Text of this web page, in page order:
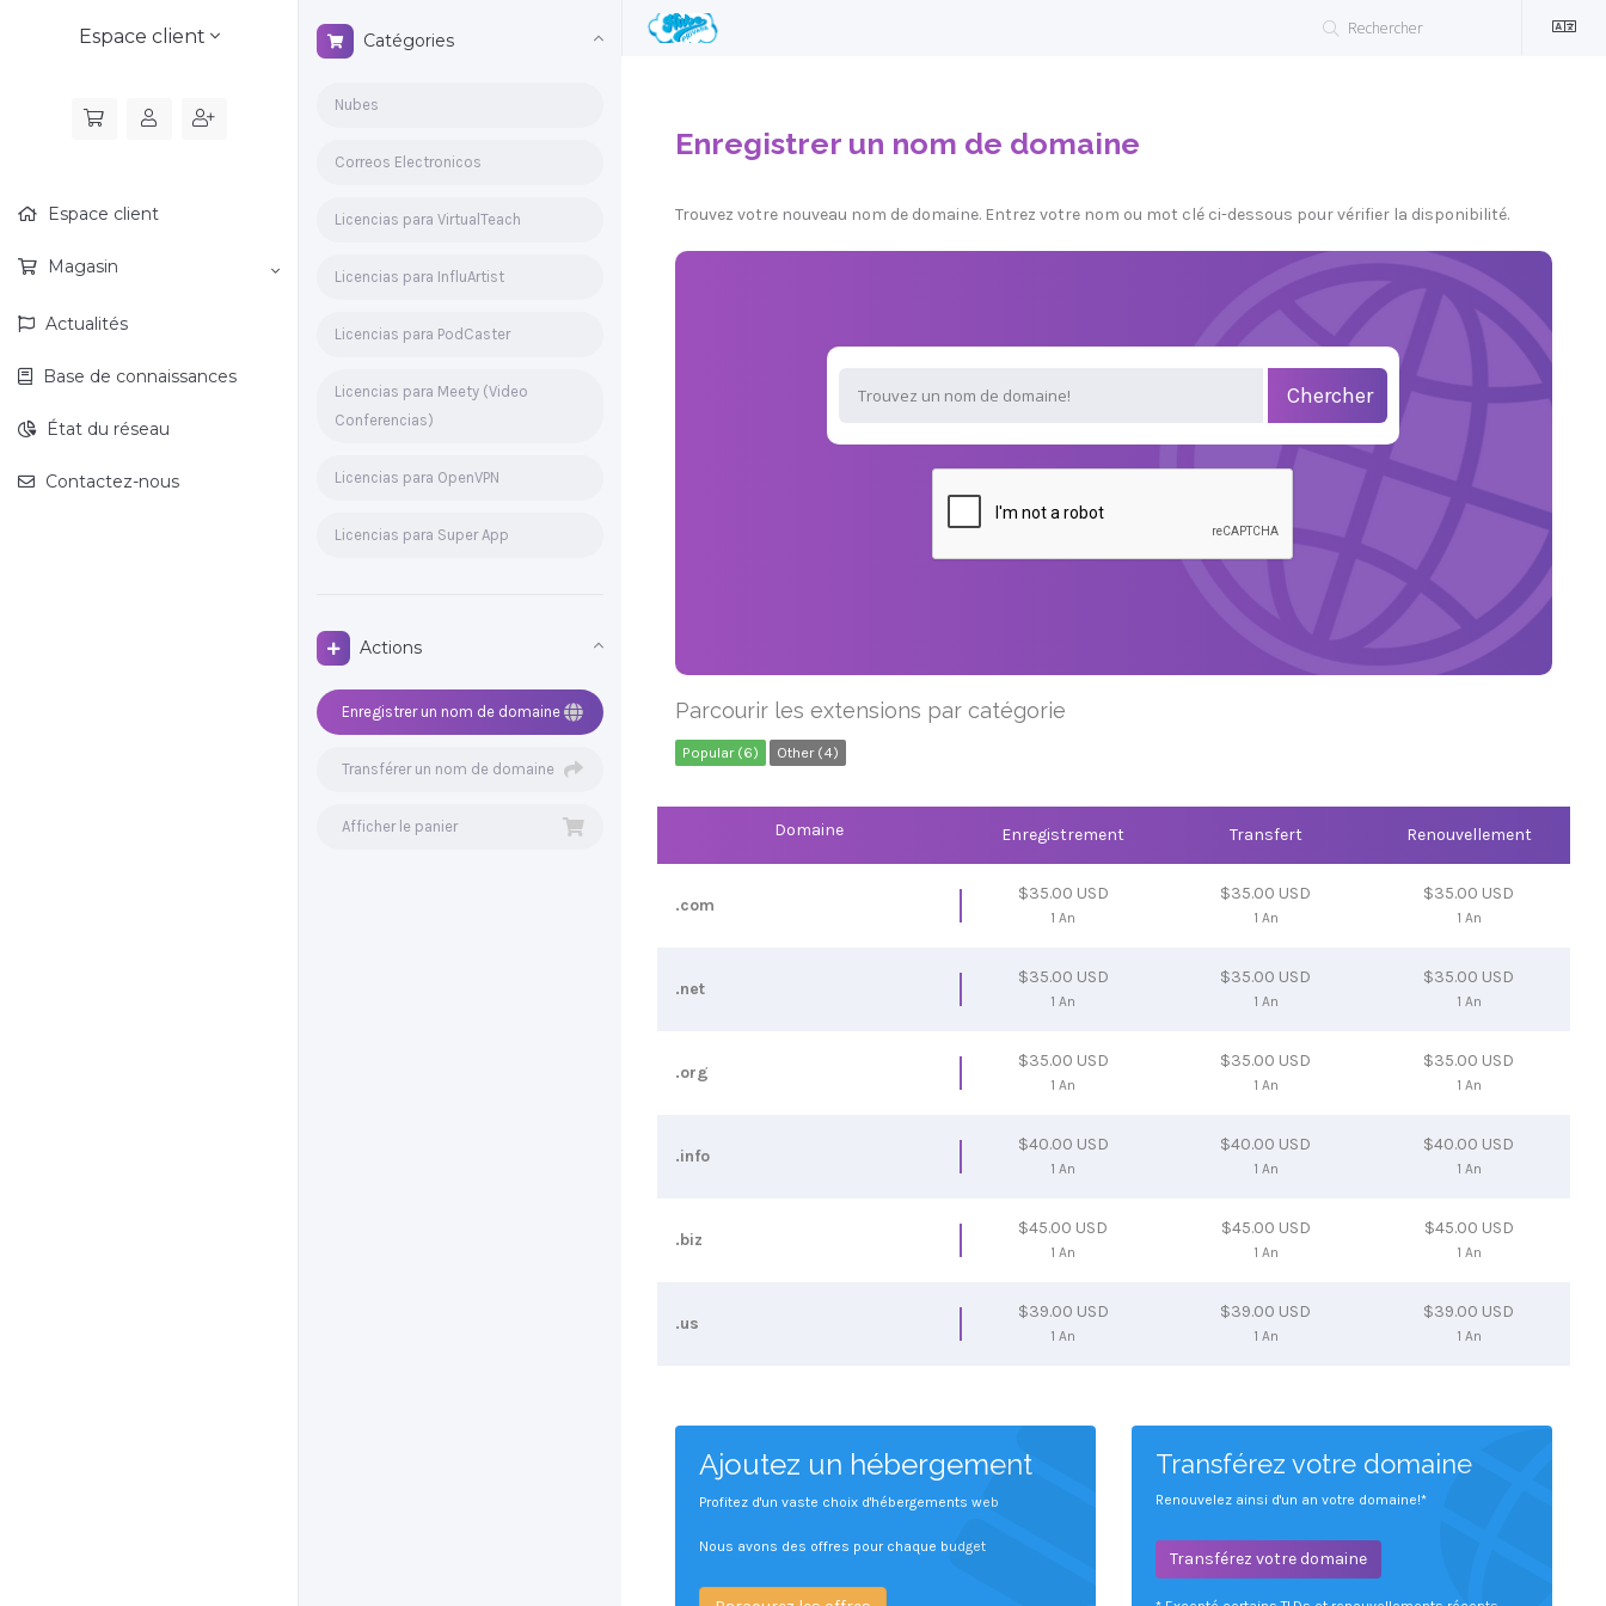
Espace client
Espace client
Magasin
Actualités
Base de connaissances
État du réseau
Contactez-nous
Catégories
Nubes
Correos Electronicos
Licencias para VirtualTeach
Licencias para InfluArtist
Licencias para PodCaster
Licencias para Meety (Video
Conferencias)
Licencias para OpenVPN
Licencias para Super App
Actions
Enregistrer un nom de domaine
Transférer un nom de domaine
Afficher le panier
Enregistrer un nom de domaine
Trouvez votre nouveau nom de domaine. Entrez votre nom ou mot clé ci-dessous pour vérifier la disponibilité.
Chercher
Parcourir les extensions par catégorie
Popular (6) Other (4)
Domaine Enregistrement Transfert Renouvellement
.com
$35.00 USD
1 An
$35.00 USD
1 An
$35.00 USD
1 An
.net
$35.00 USD
1 An
$35.00 USD
1 An
$35.00 USD
1 An
.org
$35.00 USD
1 An
$35.00 USD
1 An
$35.00 USD
1 An
.info
$40.00 USD
1 An
$40.00 USD
1 An
$40.00 USD
1 An
.biz
$45.00 USD
1 An
$45.00 USD
1 An
$45.00 USD
1 An
.us
$39.00 USD
1 An
$39.00 USD
1 An
$39.00 USD
1 An
Ajoutez un hébergement
Profitez d'un vaste choix d'hébergements web
Nous avons des offres pour chaque budget
Transférez votre domaine
Renouvelez ainsi d'un an votre domaine!*
Transférez votre domaine